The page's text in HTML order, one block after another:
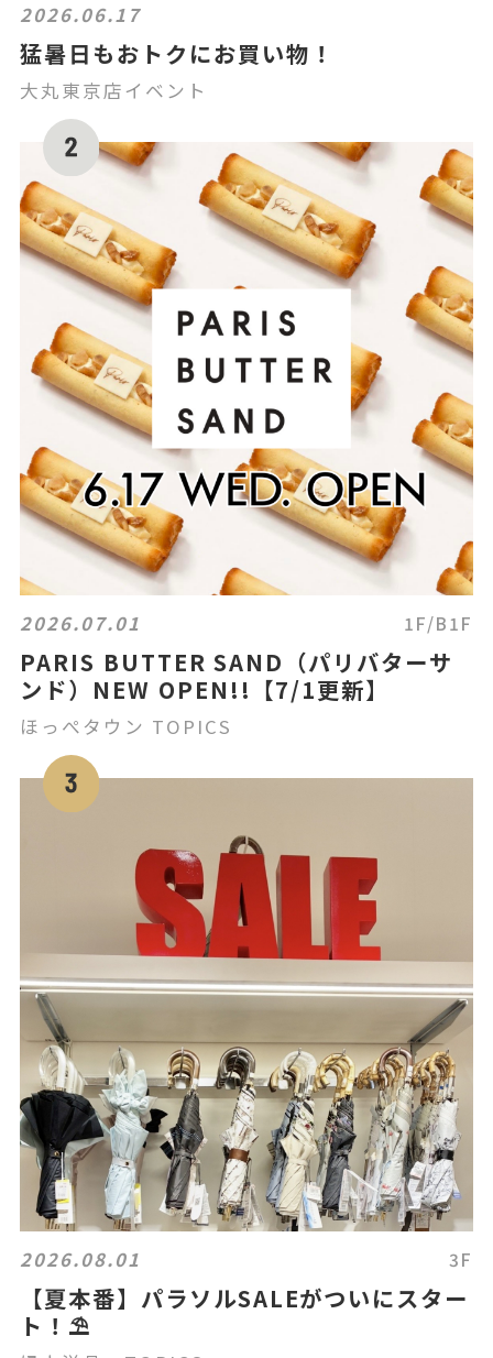
2026.06.17
猛暑日もおトクにお買い物！
大丸東京店イベント
2026.07.01 1F/B1F
PARIS BUTTER SAND（パリバターサ
ンド）NEW OPEN!!【7/1更新】
ほっぺタウン TOPICS
2026.08.01 3F
【夏本番】パラソルSALEがついにスター
ト！⛱️